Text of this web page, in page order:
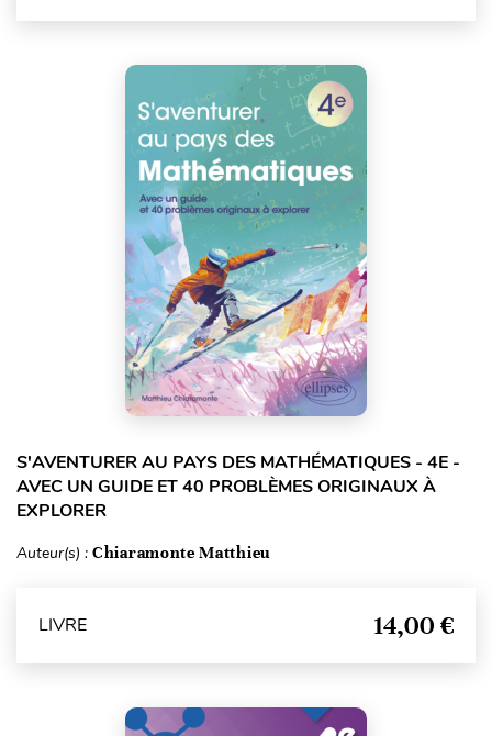
S'AVENTURER AU PAYS DES MATHÉMATIQUES - 4E -
AVEC UN GUIDE ET 40 PROBLÈMES ORIGINAUX À
EXPLORER
Auteur(s) : Chiaramonte Matthieu
LIVRE 14,00 €